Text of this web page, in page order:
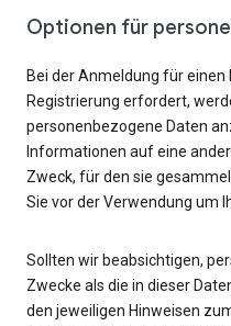
Optionen für
Bei der Anmeldung für
Registrierung erfordert,
personenbezogene Daten
Informationen auf eine
Zweck, für den sie
Sie vor der Verwendung um
Sollten wir beabsichtigen,
Zwecke als die in dieser
den jeweiligen Hinweisen